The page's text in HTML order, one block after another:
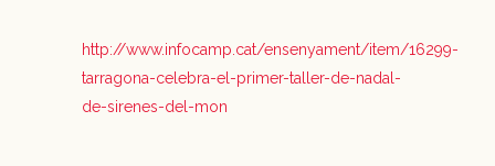
http://www.infocamp.cat/ensenyament/item/16299-
tarragona-celebra-el-primer-taller-de-nadal-
de-sirenes-del-mon